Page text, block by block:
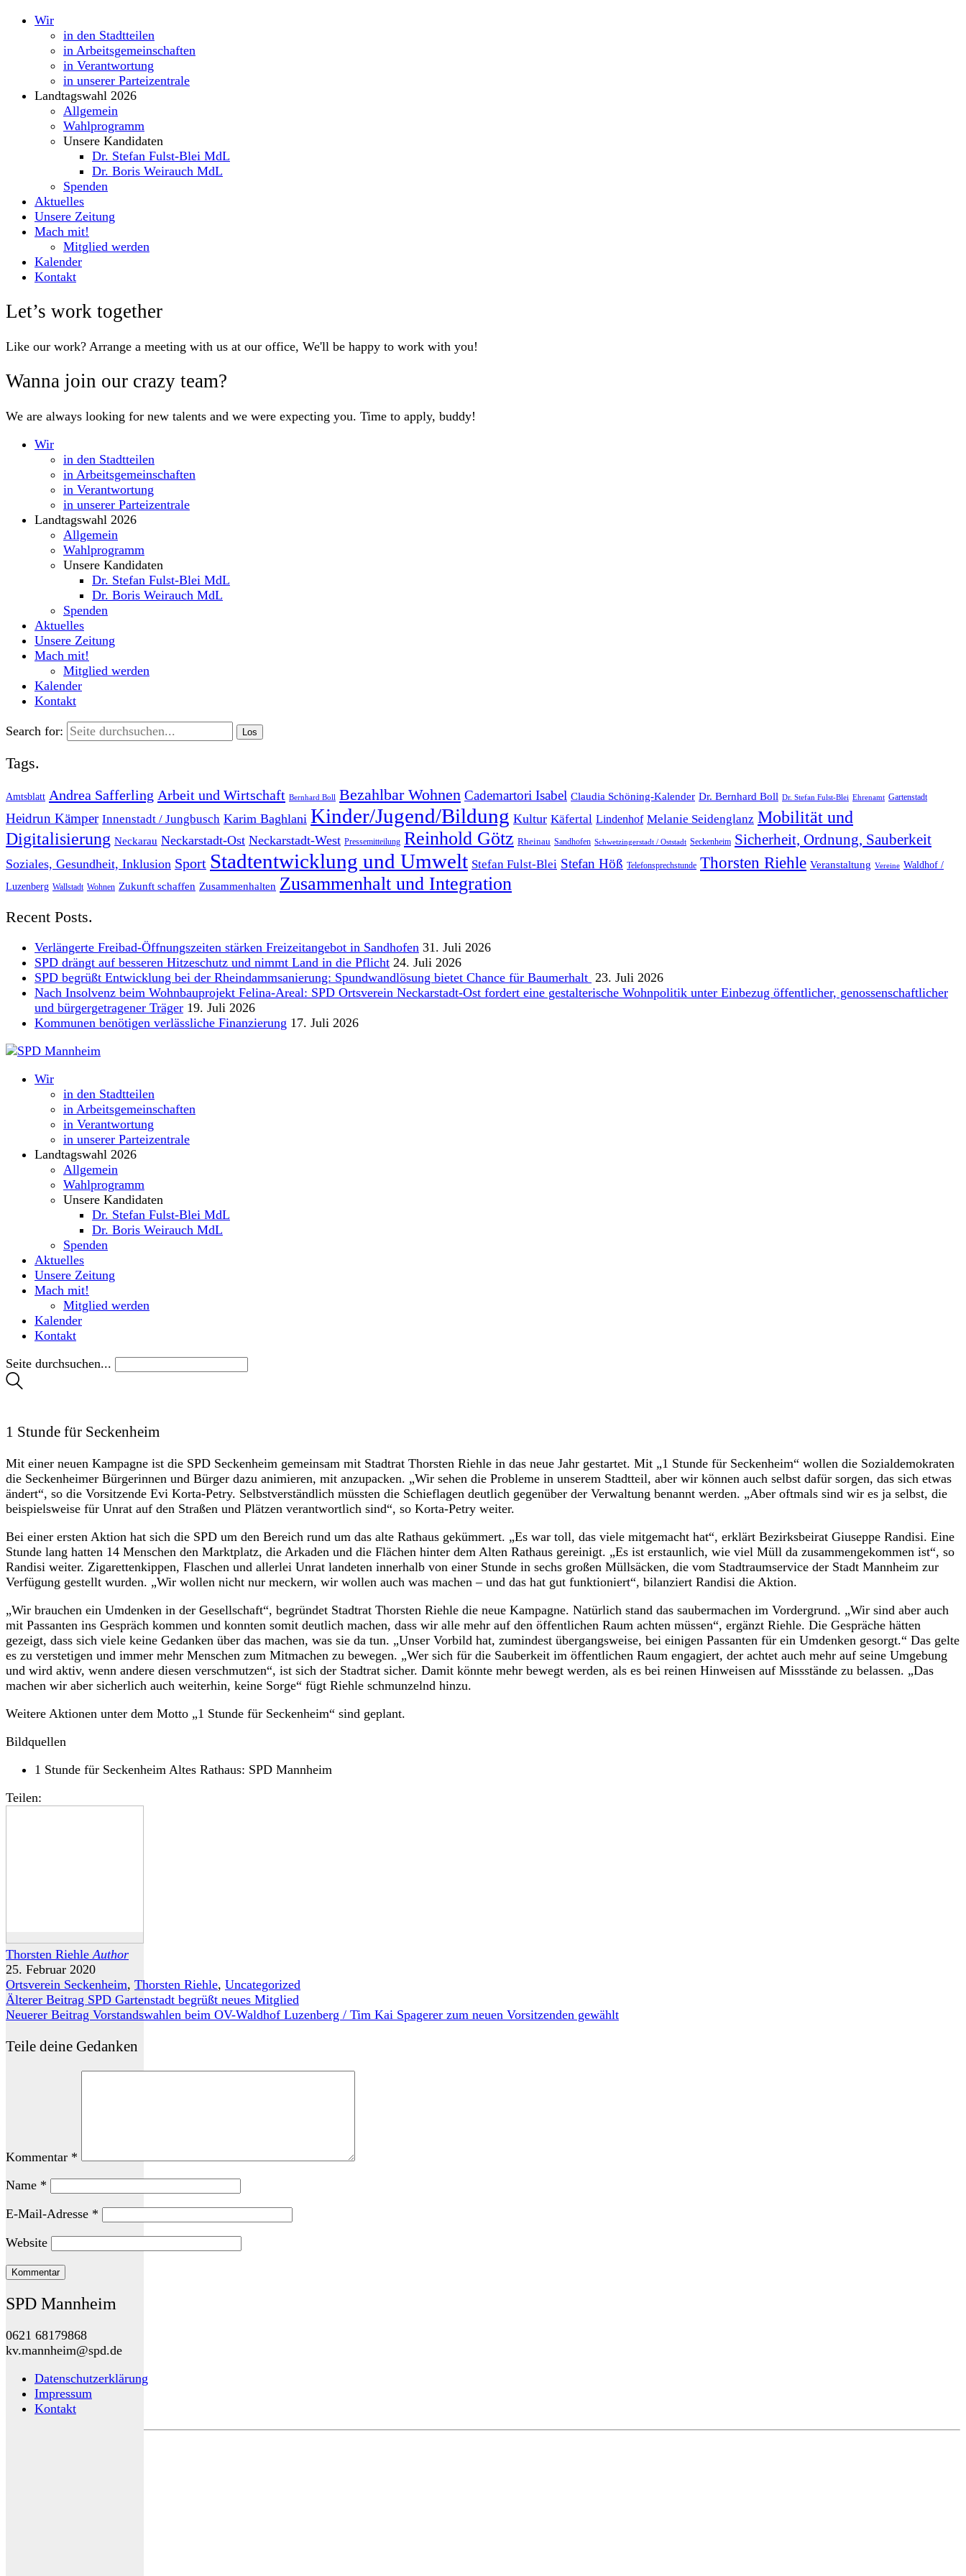
Wir
in den Stadtteilen
in Arbeitsgemeinschaften
in Verantwortung
in unserer Parteizentrale
Landtagswahl 2026
Allgemein
Wahlprogramm
Unsere Kandidaten
Dr. Stefan Fulst-Blei MdL
Dr. Boris Weirauch MdL
Spenden
Aktuelles
Unsere Zeitung
Mach mit!
Mitglied werden
Kalender
Kontakt
Let’s work together
Like our work? Arrange a meeting with us at our office, We'll be happy to work with you!
Wanna join our crazy team?
We are always looking for new talents and we were expecting you. Time to apply, buddy!
Wir
in den Stadtteilen
in Arbeitsgemeinschaften
in Verantwortung
in unserer Parteizentrale
Landtagswahl 2026
Allgemein
Wahlprogramm
Unsere Kandidaten
Dr. Stefan Fulst-Blei MdL
Dr. Boris Weirauch MdL
Spenden
Aktuelles
Unsere Zeitung
Mach mit!
Mitglied werden
Kalender
Kontakt
Search for:
Tags.
Amtsblatt Andrea Safferling Arbeit und Wirtschaft Bernhard Boll Bezahlbar Wohnen Cademartori Isabel Claudia Schöning-Kalender Dr. Bernhard Boll Dr. Stefan Fulst-Blei Ehrenamt Gartenstadt
Heidrun Kämper Innenstadt / Jungbusch Karim Baghlani Kinder/Jugend/Bildung Kultur Käfertal Lindenhof Melanie Seidenglanz Mobilität und
Digitalisierung Neckarau Neckarstadt-Ost Neckarstadt-West Pressemitteilung Reinhold Götz Rheinau Sandhofen Schwetzingerstadt / Oststadt Seckenheim Sicherheit, Ordnung, Sauberkeit
Soziales, Gesundheit, Inklusion Sport Stadtentwicklung und Umwelt Stefan Fulst-Blei Stefan Höß Telefonsprechstunde Thorsten Riehle Veranstaltung Vereine Waldhof /
Luzenberg Wallstadt Wohnen Zukunft schaffen Zusammenhalten Zusammenhalt und Integration
Recent Posts.
Verlängerte Freibad-Öffnungszeiten stärken Freizeitangebot in Sandhofen 31. Juli 2026
SPD drängt auf besseren Hitzeschutz und nimmt Land in die Pflicht 24. Juli 2026
SPD begrüßt Entwicklung bei der Rheindammsanierung: Spundwandlösung bietet Chance für Baumerhalt 23. Juli 2026
Nach Insolvenz beim Wohnbauprojekt Felina-Areal: SPD Ortsverein Neckarstadt-Ost fordert eine gestalterische Wohnpolitik unter Einbezug öffentlicher, genossenschaftlicher
und bürgergetragener Träger 19. Juli 2026
Kommunen benötigen verlässliche Finanzierung 17. Juli 2026
Wir
in den Stadtteilen
in Arbeitsgemeinschaften
in Verantwortung
in unserer Parteizentrale
Landtagswahl 2026
Allgemein
Wahlprogramm
Unsere Kandidaten
Dr. Stefan Fulst-Blei MdL
Dr. Boris Weirauch MdL
Spenden
Aktuelles
Unsere Zeitung
Mach mit!
Mitglied werden
Kalender
Kontakt
Seite durchsuchen...
1 Stunde für Seckenheim
Mit einer neuen Kampagne ist die SPD Seckenheim gemeinsam mit Stadtrat Thorsten Riehle in das neue Jahr gestartet. Mit „1 Stunde für Seckenheim“ wollen die Sozialdemokraten
die Seckenheimer Bürgerinnen und Bürger dazu animieren, mit anzupacken. „Wir sehen die Probleme in unserem Stadtteil, aber wir können auch selbst dafür sorgen, das sich etwas
ändert“, so die Vorsitzende Evi Korta-Petry. Selbstverständlich müssten die Schieflagen deutlich gegenüber der Verwaltung benannt werden. „Aber oftmals sind wir es ja selbst, die
beispielsweise für Unrat auf den Straßen und Plätzen verantwortlich sind“, so Korta-Petry weiter.
Bei einer ersten Aktion hat sich die SPD um den Bereich rund um das alte Rathaus gekümmert. „Es war toll, das viele mitgemacht hat“, erklärt Bezirksbeirat Giuseppe Randisi. Eine
Stunde lang hatten 14 Menschen den Marktplatz, die Arkaden und die Flächen hinter dem Alten Rathaus gereinigt. „Es ist erstaunlich, wie viel Müll da zusammengekommen ist“, so
Randisi weiter. Zigarettenkippen, Flaschen und allerlei Unrat landeten innerhalb von einer Stunde in sechs großen Müllsäcken, die vom Stadtraumservice der Stadt Mannheim zur
Verfügung gestellt wurden. „Wir wollen nicht nur meckern, wir wollen auch was machen – und das hat gut funktioniert“, bilanziert Randisi die Aktion.
„Wir brauchen ein Umdenken in der Gesellschaft“, begründet Stadtrat Thorsten Riehle die neue Kampagne. Natürlich stand das saubermachen im Vordergrund. „Wir sind aber auch
mit Passanten ins Gespräch kommen und konnten somit deutlich machen, dass wir alle mehr auf den öffentlichen Raum achten müssen“, ergänzt Riehle. Die Gespräche hätten
gezeigt, dass sich viele keine Gedanken über das machen, was sie da tun. „Unser Vorbild hat, zumindest übergangsweise, bei einigen Passanten für ein Umdenken gesorgt.“ Das gelte
es zu verstetigen und immer mehr Menschen zum Mitmachen zu bewegen. „Wer sich für die Sauberkeit im öffentlichen Raum engagiert, der achtet auch mehr auf seine Umgebung
und wird aktiv, wenn andere diesen verschmutzen“, ist sich der Stadtrat sicher. Damit könnte mehr bewegt werden, als es bei reinen Hinweisen auf Missstände zu belassen. „Das
machen wir aber sicherlich auch weiterhin, keine Sorge“ fügt Riehle schmunzelnd hinzu.
Weitere Aktionen unter dem Motto „1 Stunde für Seckenheim“ sind geplant.
Bildquellen
1 Stunde für Seckenheim Altes Rathaus: SPD Mannheim
Teilen:
Thorsten Riehle Author
25. Februar 2020
Ortsverein Seckenheim, Thorsten Riehle, Uncategorized
Älterer Beitrag SPD Gartenstadt begrüßt neues Mitglied
Neuerer Beitrag Vorstandswahlen beim OV-Waldhof Luzenberg / Tim Kai Spagerer zum neuen Vorsitzenden gewählt
Teile deine Gedanken
Kommentar *
Name *
E-Mail-Adresse *
Website
SPD Mannheim
0621 68179868
kv.mannheim@spd.de
Datenschutzerklärung
Impressum
Kontakt